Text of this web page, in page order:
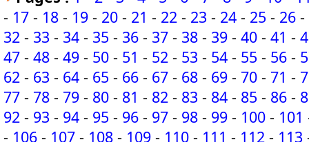
- 17 - 18 - 19 - 20 - 21 - 22 - 23 - 24 - 25 - 26 -
32 - 33 - 34 - 35 - 36 - 37 - 38 - 39 - 40 - 41 -
47 - 48 - 49 - 50 - 51 - 52 - 53 - 54 - 55 - 56 -
62 - 63 - 64 - 65 - 66 - 67 - 68 - 69 - 70 - 71 -
77 - 78 - 79 - 80 - 81 - 82 - 83 - 84 - 85 - 86 -
92 - 93 - 94 - 95 - 96 - 97 - 98 - 99 - 100 - 101
- 106 - 107 - 108 - 109 - 110 - 111 - 112 - 113